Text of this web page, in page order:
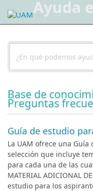
Ayuda
Ayuda
Base de
Preguntas
Guía de estudio
La UAM ofrece una
selección que incluye
para cada una de las
MATERIAL ADICIONAL
estudio para los